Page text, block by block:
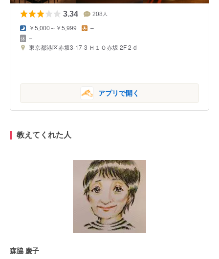
3.34 208 人
￥5,000～￥5,999 –
–
東京都港区赤坂3-17-3 Ｈ１Ｏ赤坂 2F 2-d
アプリで開く
教えてくれた人
森脇 慶子